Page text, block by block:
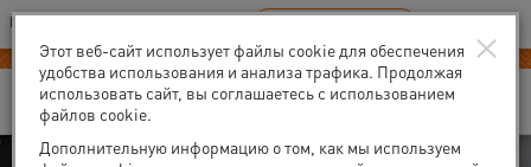
Ваш город:Москва
В Вашем регионе нет наших офисов RU EN
×
Этот веб-сайт использует файлы cookie для обеспечения
удобства использования и анализа трафика. Продолжая
использовать сайт, вы соглашаетесь с использованием
файлов cookie.
Дополнительную информацию о том, как мы используем